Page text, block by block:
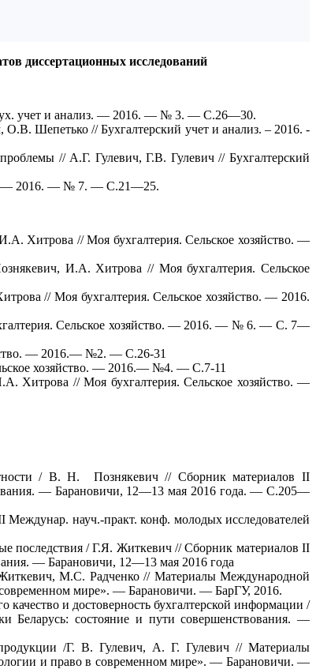
диссертационных исследований
Бух. учет и анализ. — 2016. — № 3. — С.26—30.
Шепетько // Бухгалтерский учет и анализ. – 2016. -
// А.Г. Гулевич, Г.В. Гулевич // Бухгалтерский
— 2016. — № 7. — С.21—25.
Хитрова // Моя бухгалтерия. Сельское хозяйство. —
И.А. Хитрова // Моя бухгалтерия. Сельское
// Моя бухгалтерия. Сельское хозяйство. — 2016.
Сельское хозяйство. — 2016. — № 6. — С. 7—
— 2016.— №2. — С.26-31
хозяйство. — 2016.— №4. — С.7-11
Хитрова // Моя бухгалтерия. Сельское хозяйство. —
/ В. Н. Познякевич // Сборник материалов II
— Барановичи, 12—13 мая 2016 года. — С.205—
науч.-практ. конф. молодых исследователей
последствия / Г.Я. Житкевич // Сборник материалов II
— Барановичи, 12—13 мая 2016 года
Житкевич, М.С. Радченко // Материалы Международной
современном мире». — Барановичи. — БарГУ, 2016.
и достоверность бухгалтерской информации /
Беларусь: состояние и пути совершенствования. —
/Г. В. Гулевич, А. Г. Гулевич // Материалы
и право в современном мире». — Барановичи. —